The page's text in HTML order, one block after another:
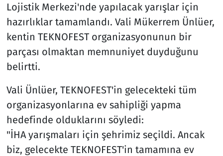
Lojistik Merkezi'nde yapılacak yarışlar için
hazırlıklar tamamlandı. Vali Mükerrem Ünlüer,
kentin TEKNOFEST organizasyonunun bir
parçası olmaktan memnuniyet duyduğunu
belirtti.
Vali Ünlüer, TEKNOFEST'in gelecekteki tüm
organizasyonlarına ev sahipliği yapma
hedefinde olduklarını söyledi:
"İHA yarışmaları için şehrimiz seçildi. Ancak
biz, gelecekte TEKNOFEST'in tamamına ev
Spor
Teknoloji ve Bilim
Televizyon